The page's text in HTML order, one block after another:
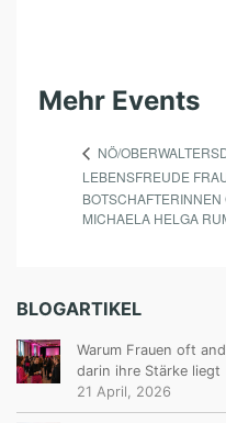
Mehr Events
NÖ/
LEBENSFREUDE
MICHAELA HELGA
BLOGARTIKEL
Warum Frauen oft
darin ihre Stärke liegt
21 April, 2026